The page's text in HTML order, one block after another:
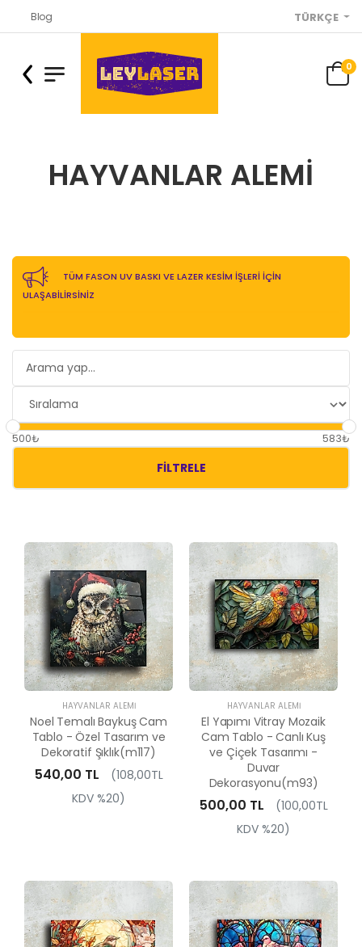
Blog TÜRKÇE
0
HAYVANLAR ALEMI
TÜM FASON UV BASKI VE LAZER KESİM İŞLERİ İÇİN
ULAŞABİLİRSİNİZ
500₺ 583₺
FILTRELE
HAYVANLAR ALEMI
Noel Temalı Baykuş Cam
Tablo - Özel Tasarım ve
Dekoratif Şıklık(m117)
540,00 TL
(108,00TL
KDV %20)
HAYVANLAR ALEMI
El Yapımı Vitray Mozaik
Cam Tablo - Canlı Kuş
ve Çiçek Tasarımı -
Duvar
Dekorasyonu(m93)
500,00 TL
(100,00TL
KDV %20)